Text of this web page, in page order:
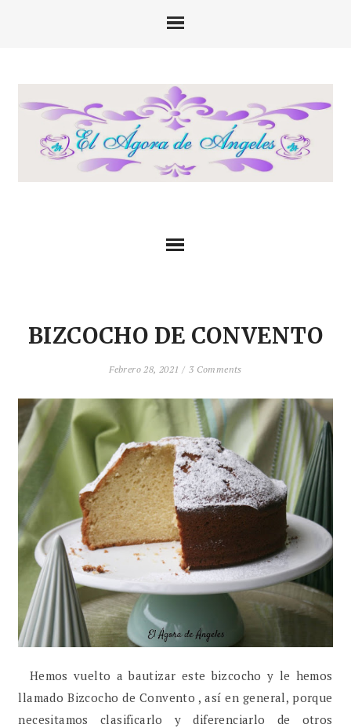
BIZCOCHO DE CONVENTO
Febrero 28, 2021 / 3 Comments
Hemos vuelto a bautizar este bizcocho y le hemos
llamado Bizcocho de Convento , así en general, porque
necesitamos clasificarlo y diferenciarlo de otros